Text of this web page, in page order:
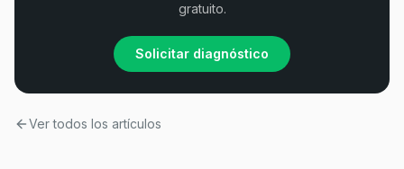
gratuito.
Solicitar diagnóstico
Ver todos los artículos